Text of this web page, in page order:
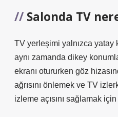
Salonda TV
TV yerleşimi yalnızca yatay
aynı zamanda dikey
ekranı otururken göz
ağrısını önlemek ve TV
izleme açısını sağlamak